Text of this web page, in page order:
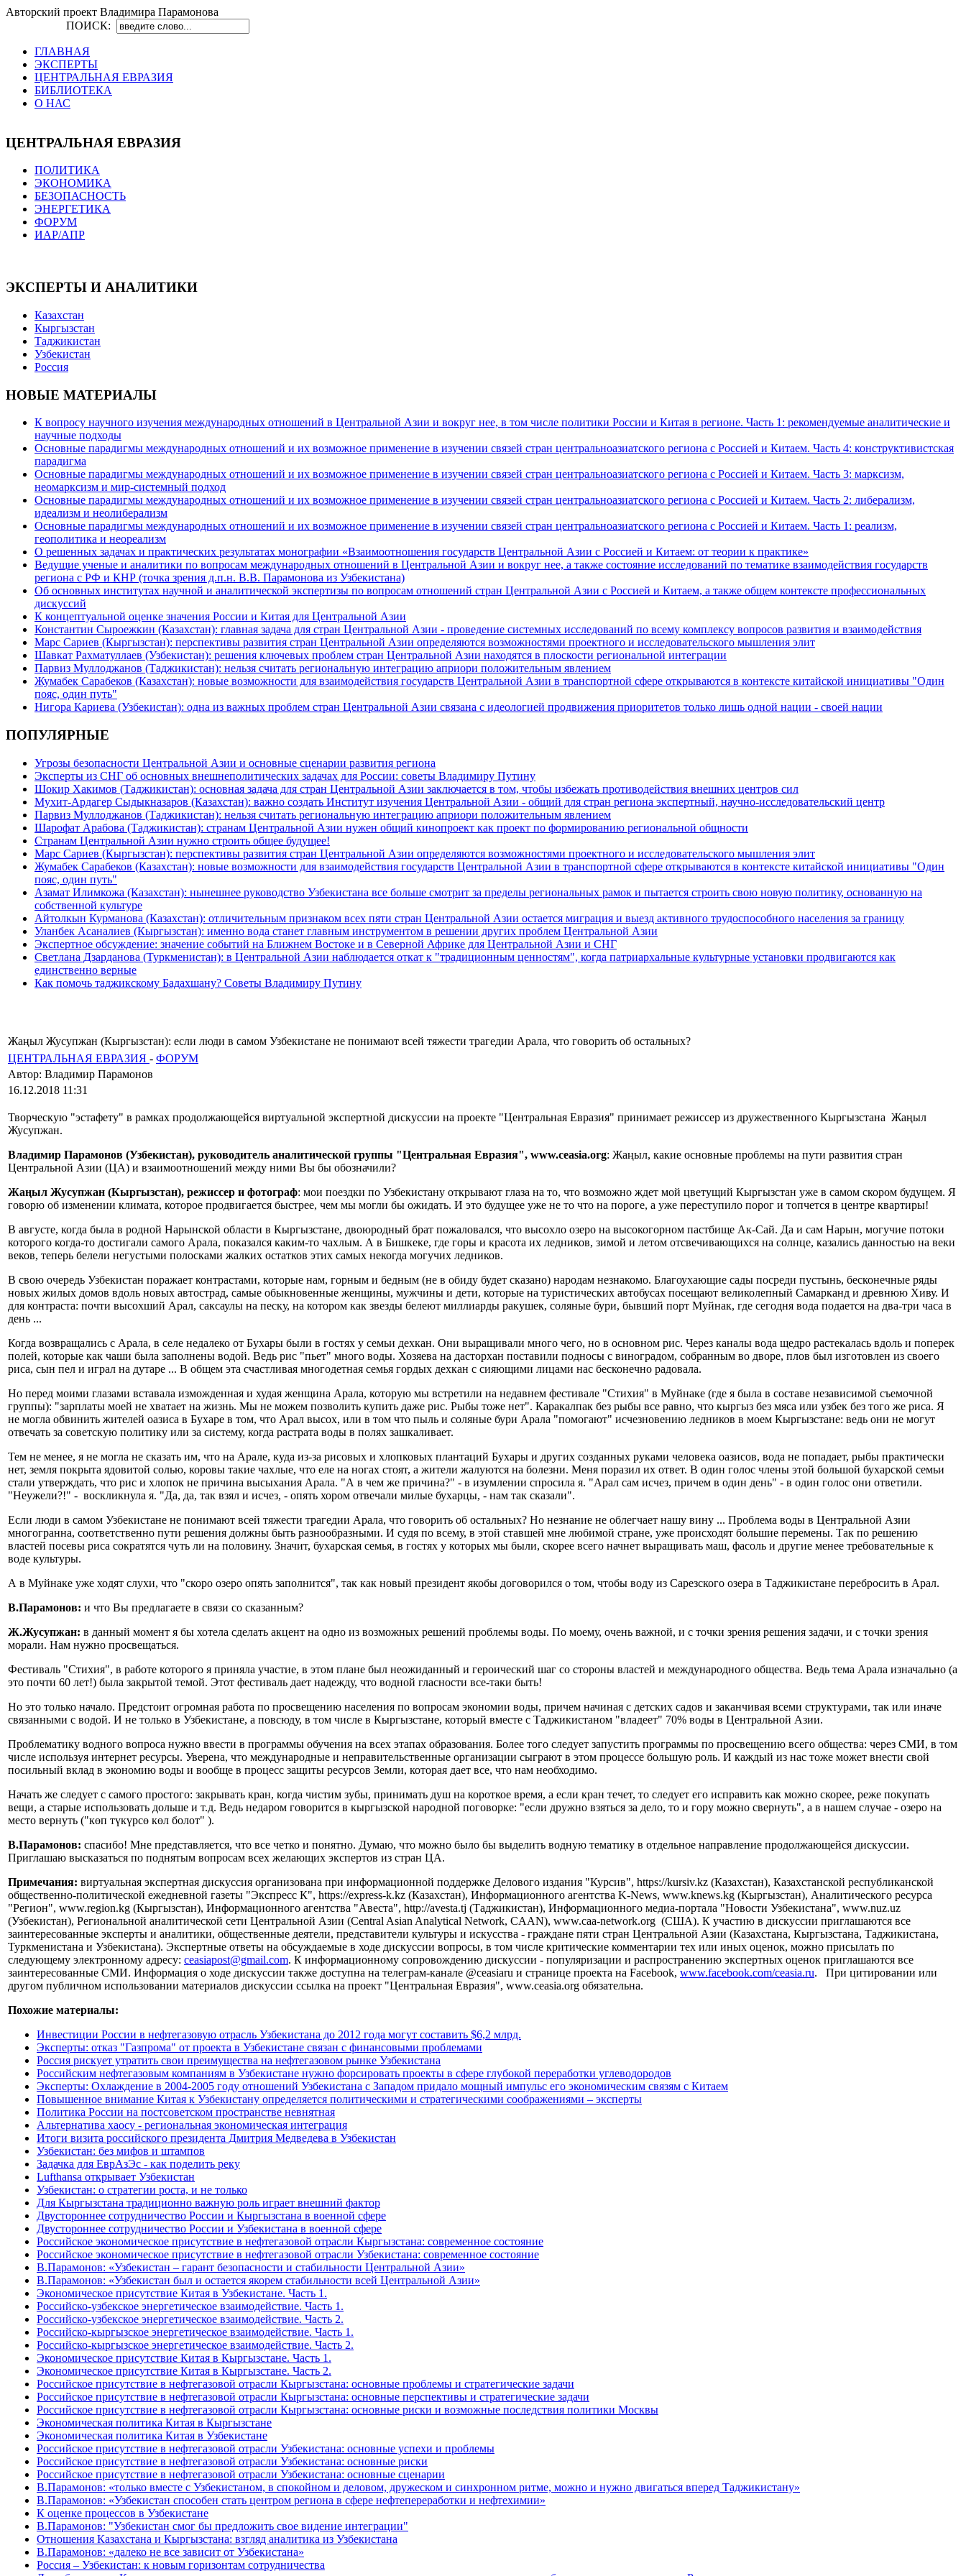
Авторский проект Владимира Парамонова
ПОИСК:
ГЛАВНАЯ
ЭКСПЕРТЫ
ЦЕНТРАЛЬНАЯ ЕВРАЗИЯ
БИБЛИОТЕКА
О НАС
ЦЕНТРАЛЬНАЯ ЕВРАЗИЯ
ПОЛИТИКА
ЭКОНОМИКА
БЕЗОПАСНОСТЬ
ЭНЕРГЕТИКА
ФОРУМ
ИАР/АПР
ЭКСПЕРТЫ И АНАЛИТИКИ
Казахстан
Кыргызстан
Таджикистан
Узбекистан
Россия
НОВЫЕ МАТЕРИАЛЫ
К вопросу научного изучения международных отношений в Центральной Азии и вокруг нее, в том числе политики России и Китая в регионе. Часть 1: рекомендуемые аналитические и
научные подходы
Основные парадигмы международных отношений и их возможное применение в изучении связей стран центральноазиатского региона с Россией и Китаем. Часть 4: конструктивистская
парадигма
Основные парадигмы международных отношений и их возможное применение в изучении связей стран центральноазиатского региона с Россией и Китаем. Часть 3: марксизм,
неомарксизм и мир-системный подход
Основные парадигмы международных отношений и их возможное применение в изучении связей стран центральноазиатского региона с Россией и Китаем. Часть 2: либерализм,
идеализм и неолиберализм
Основные парадигмы международных отношений и их возможное применение в изучении связей стран центральноазиатского региона с Россией и Китаем. Часть 1: реализм,
геополитика и неореализм
О решенных задачах и практических результатах монографии «Взаимоотношения государств Центральной Азии с Россией и Китаем: от теории к практике»
Ведущие ученые и аналитики по вопросам международных отношений в Центральной Азии и вокруг нее, а также состояние исследований по тематике взаимодействия государств
региона с РФ и КНР (точка зрения д.п.н. В.В. Парамонова из Узбекистана)
Об основных институтах научной и аналитической экспертизы по вопросам отношений стран Центральной Азии с Россией и Китаем, а также общем контексте профессиональных
дискуссий
К концептуальной оценке значения России и Китая для Центральной Азии
Константин Сыроежкин (Казахстан): главная задача для стран Центральной Азии - проведение системных исследований по всему комплексу вопросов развития и взаимодействия
Марс Сариев (Кыргызстан): перспективы развития стран Центральной Азии определяются возможностями проектного и исследовательского мышления элит
Шавкат Рахматуллаев (Узбекистан): решения ключевых проблем стран Центральной Азии находятся в плоскости региональной интеграции
Парвиз Муллоджанов (Таджикистан): нельзя считать региональную интеграцию априори положительным явлением
Жумабек Сарабеков (Казахстан): новые возможности для взаимодействия государств Центральной Азии в транспортной сфере открываются в контексте китайской инициативы "Один
пояс, один путь"
Нигора Кариева (Узбекистан): одна из важных проблем стран Центральной Азии связана с идеологией продвижения приоритетов только лишь одной нации - своей нации
ПОПУЛЯРНЫЕ
Угрозы безопасности Центральной Азии и основные сценарии развития региона
Эксперты из СНГ об основных внешнеполитических задачах для России: советы Владимиру Путину
Шокир Хакимов (Таджикистан): основная задача для стран Центральной Азии заключается в том, чтобы избежать противодействия внешних центров сил
Мухит-Ардагер Сыдыкназаров (Казахстан): важно создать Институт изучения Центральной Азии - общий для стран региона экспертный, научно-исследовательский центр
Парвиз Муллоджанов (Таджикистан): нельзя считать региональную интеграцию априори положительным явлением
Шарофат Арабова (Таджикистан): странам Центральной Азии нужен общий кинопроект как проект по формированию региональной общности
Странам Центральной Азии нужно строить общее будущее!
Марс Сариев (Кыргызстан): перспективы развития стран Центральной Азии определяются возможностями проектного и исследовательского мышления элит
Жумабек Сарабеков (Казахстан): новые возможности для взаимодействия государств Центральной Азии в транспортной сфере открываются в контексте китайской инициативы "Один
пояс, один путь"
Азамат Илимкожа (Казахстан): нынешнее руководство Узбекистана все больше смотрит за пределы региональных рамок и пытается строить свою новую политику, основанную на
собственной культуре
Айтолкын Курманова (Казахстан): отличительным признаком всех пяти стран Центральной Азии остается миграция и выезд активного трудоспособного населения за границу
Уланбек Асаналиев (Кыргызстан): именно вода станет главным инструментом в решении других проблем Центральной Азии
Экспертное обсуждение: значение событий на Ближнем Востоке и в Северной Африке для Центральной Азии и СНГ
Светлана Дзарданова (Туркменистан): в Центральной Азии наблюдается откат к "традиционным ценностям", когда патриархальные культурные установки продвигаются как
единственно верные
Как помочь таджикскому Бадахшану? Советы Владимиру Путину
Жаңыл Жусупжан (Кыргызстан): если люди в самом Узбекистане не понимают всей тяжести трагедии Арала, что говорить об остальных?
ЦЕНТРАЛЬНАЯ ЕВРАЗИЯ - ФОРУМ
Автор: Владимир Парамонов
16.12.2018 11:31
Творческую "эстафету" в рамках продолжающейся виртуальной экспертной дискуссии на проекте "Центральная Евразия" принимает режиссер из дружественного Кыргызстана Жаңыл
Жусупжан.
Владимир Парамонов (Узбекистан), руководитель аналитической группы "Центральная Евразия", www.ceasia.org: Жаңыл, какие основные проблемы на пути развития стран
Центральной Азии (ЦА) и взаимоотношений между ними Вы бы обозначили?
Жаңыл Жусупжан (Кыргызстан), режиссер и фотограф: мои поездки по Узбекистану открывают глаза на то, что возможно ждет мой цветущий Кыргызстан уже в самом скором будущем. Я
говорю об изменении климата, которое продвигается быстрее, чем мы могли бы ожидать. И это будущее уже не то что на пороге, а уже переступило порог и топчется в центре квартиры!
В августе, когда была в родной Нарынской области в Кыргызстане, двоюродный брат пожаловался, что высохло озеро на высокогорном пастбище Ак-Сай. Да и сам Нарын, могучие потоки
которого когда-то достигали самого Арала, показался каким-то чахлым. А в Бишкеке, где горы и красота их ледников, зимой и летом отсвечивающихся на солнце, казались данностью на веки
веков, теперь белели негустыми полосками жалких остатков этих самых некогда могучих ледников.
В свою очередь Узбекистан поражает контрастами, которые нам, горным и бедным (не в обиду будет сказано) народам незнакомо. Благоухающие сады посреди пустынь, бесконечные ряды
новых жилых домов вдоль новых автострад, самые обыкновенные женщины, мужчины и дети, которые на туристических автобусах посещают великолепный Самарканд и древнюю Хиву. И
для контраста: почти высохший Арал, саксаулы на песку, на котором как звезды белеют миллиарды ракушек, соляные бури, бывший порт Муйнак, где сегодня вода подается на два-три часа в
день ...
Когда возвращались с Арала, в селе недалеко от Бухары были в гостях у семьи дехкан. Они выращивали много чего, но в основном рис. Через каналы вода щедро растекалась вдоль и поперек
полей, которые как чаши была заполнены водой. Ведь рис "пьет" много воды. Хозяева на дасторхан поставили подносы с виноградом, собранным во дворе, плов был изготовлен из своего
риса, сын пел и играл на дутаре ... В общем эта счастливая многодетная семья гордых дехкан с сияющими лицами нас бесконечно радовала.
Но перед моими глазами вставала изможденная и худая женщина Арала, которую мы встретили на недавнем фестивале "Стихия" в Муйнаке (где я была в составе независимой съемочной
группы): "зарплаты моей не хватает на жизнь. Мы не можем позволить купить даже рис. Рыбы тоже нет". Каракалпак без рыбы все равно, что кыргыз без мяса или узбек без того же риса. Я
не могла обвинить жителей оазиса в Бухаре в том, что Арал высох, или в том что пыль и соляные бури Арала "помогают" исчезновению ледников в моем Кыргызстане: ведь они не могут
отвечать за советскую политику или за систему, когда растрата воды в полях зашкаливает.
Тем не менее, я не могла не сказать им, что на Арале, куда из-за рисовых и хлопковых плантаций Бухары и других созданных руками человека оазисов, вода не попадает, рыбы практически
нет, земля покрыта ядовитой солью, коровы такие чахлые, что еле на ногах стоят, а жители жалуются на болезни. Меня поразил их ответ. В один голос члены этой большой бухарской семьи
стали утверждать, что рис и хлопок не причина высыхания Арала. "А в чем же причина?" - в изумлении спросила я. "Арал сам исчез, причем в один день" - в один голос они ответили.
"Неужели?!" - воскликнула я. "Да, да, так взял и исчез, - опять хором отвечали милые бухарцы, - нам так сказали".
Если люди в самом Узбекистане не понимают всей тяжести трагедии Арала, что говорить об остальных? Но незнание не облегчает нашу вину ... Проблема воды в Центральной Азии
многогранна, соответственно пути решения должны быть разнообразными. И судя по всему, в этой ставшей мне любимой стране, уже происходят большие перемены. Так по решению
властей посевы риса сократятся чуть ли на половину. Значит, бухарская семья, в гостях у которых мы были, скорее всего начнет выращивать маш, фасоль и другие менее требовательные к
воде культуры.
А в Муйнаке уже ходят слухи, что "скоро озеро опять заполнится", так как новый президент якобы договорился о том, чтобы воду из Сарезского озера в Таджикистане перебросить в Арал.
В.Парамонов: и что Вы предлагаете в связи со сказанным?
Ж.Жусупжан: в данный момент я бы хотела сделать акцент на одно из возможных решений проблемы воды. По моему, очень важной, и с точки зрения решения задачи, и с точки зрения
морали. Нам нужно просвещаться.
Фестиваль "Стихия", в работе которого я приняла участие, в этом плане был неожиданный и героический шаг со стороны властей и международного общества. Ведь тема Арала изначально (а
это почти 60 лет!) была закрытой темой. Этот фестиваль дает надежду, что водной гласности все-таки быть!
Но это только начало. Предстоит огромная работа по просвещению населения по вопросам экономии воды, причем начиная с детских садов и заканчивая всеми структурами, так или иначе
связанными с водой. И не только в Узбекистане, а повсюду, в том числе в Кыргызстане, который вместе с Таджикистаном "владеет" 70% воды в Центральной Азии.
Проблематику водного вопроса нужно ввести в программы обучения на всех этапах образования. Более того следует запустить программы по просвещению всего общества: через СМИ, в том
числе используя интернет ресурсы. Уверена, что международные и неправительственные организации сыграют в этом процессе большую роль. И каждый из нас тоже может внести свой
посильный вклад в экономию воды и вообще в процесс защиты ресурсов Земли, которая дает все, что нам необходимо.
Начать же следует с самого простого: закрывать кран, когда чистим зубы, принимать душ на короткое время, а если кран течет, то следует его исправить как можно скорее, реже покупать
вещи, а старые использовать дольше и т.д. Ведь недаром говорится в кыргызской народной поговорке: "если дружно взяться за дело, то и гору можно свернуть", а в нашем случае - озеро на
место вернуть ("көп түкүрсө көл болот" ).
В.Парамонов: спасибо! Мне представляется, что все четко и понятно. Думаю, что можно было бы выделить водную тематику в отдельное направление продолжающейся дискуссии.
Приглашаю высказаться по поднятым вопросам всех желающих экспертов из стран ЦА.
Примечания: виртуальная экспертная дискуссия организована при информационной поддержке Делового издания "Курсив", https://kursiv.kz (Казахстан), Казахстанской республиканской
общественно-политической ежедневной газеты "Экспресс К", https://express-k.kz (Казахстан), Информационного агентства K-News, www.knews.kg (Кыргызстан), Аналитического ресурса
"Регион", www.region.kg (Кыргызстан), Информационного агентства "Авеста", http://avesta.tj (Таджикистан), Информационного медиа-портала "Новости Узбекистана", www.nuz.uz
(Узбекистан), Региональной аналитической сети Центральной Азии (Central Asian Analytical Network, CAAN), www.caa-network.org (США). К участию в дискуссии приглашаются все
заинтересованные эксперты и аналитики, общественные деятели, представители культуры и искусства - граждане пяти стран Центральной Азии (Казахстана, Кыргызстана, Таджикистана,
Туркменистана и Узбекистана). Экспертные ответы на обсуждаемые в ходе дискуссии вопросы, в том числе критические комментарии тех или иных оценок, можно присылать по
следующему электронному адресу: ceasiapost@gmail.com. К информационному сопровождению дискуссии - популяризации и распространению экспертных оценок приглашаются все
заинтересованные СМИ. Информация о ходе дискуссии также доступна на телеграм-канале @ceasiaru и странице проекта на Facebook, www.facebook.com/ceasia.ru. При цитировании или
другом публичном использовании материалов дискуссии ссылка на проект "Центральная Евразия", www.ceasia.org обязательна.
Похожие материалы:
Инвестиции России в нефтегазовую отрасль Узбекистана до 2012 года могут составить $6,2 млрд.
Эксперты: отказ "Газпрома" от проекта в Узбекистане связан с финансовыми проблемами
Россия рискует утратить свои преимущества на нефтегазовом рынке Узбекистана
Российским нефтегазовым компаниям в Узбекистане нужно форсировать проекты в сфере глубокой переработки углеводородов
Эксперты: Охлаждение в 2004-2005 году отношений Узбекистана с Западом придало мощный импульс его экономическим связям с Китаем
Повышенное внимание Китая к Узбекистану определяется политическими и стратегическими соображениями – эксперты
Политика России на постсоветском пространстве невнятная
Альтернатива хаосу - региональная экономическая интеграция
Итоги визита российского президента Дмитрия Медведева в Узбекистан
Узбекистан: без мифов и штампов
Задачка для ЕврАзЭс - как поделить реку
Lufthansa открывает Узбекистан
Узбекистан: о стратегии роста, и не только
Для Кыргызстана традиционно важную роль играет внешний фактор
Двустороннее сотрудничество России и Кыргызстана в военной сфере
Двустороннее сотрудничество России и Узбекистана в военной сфере
Российское экономическое присутствие в нефтегазовой отрасли Кыргызстана: современное состояние
Российское экономическое присутствие в нефтегазовой отрасли Узбекистана: современное состояние
В.Парамонов: «Узбекистан – гарант безопасности и стабильности Центральной Азии»
В.Парамонов: «Узбекистан был и остается якорем стабильности всей Центральной Азии»
Экономическое присутствие Китая в Узбекистане. Часть 1.
Российско-узбекское энергетическое взаимодействие. Часть 1.
Российско-узбекское энергетическое взаимодействие. Часть 2.
Российско-кыргызское энергетическое взаимодействие. Часть 1.
Российско-кыргызское энергетическое взаимодействие. Часть 2.
Экономическое присутствие Китая в Кыргызстане. Часть 1.
Экономическое присутствие Китая в Кыргызстане. Часть 2.
Российское присутствие в нефтегазовой отрасли Кыргызстана: основные проблемы и стратегические задачи
Российское присутствие в нефтегазовой отрасли Кыргызстана: основные перспективы и стратегические задачи
Российское присутствие в нефтегазовой отрасли Кыргызстана: основные риски и возможные последствия политики Москвы
Экономическая политика Китая в Кыргызстане
Экономическая политика Китая в Узбекистане
Российское присутствие в нефтегазовой отрасли Узбекистана: основные успехи и проблемы
Российское присутствие в нефтегазовой отрасли Узбекистана: основные риски
Российское присутствие в нефтегазовой отрасли Узбекистана: основные сценарии
В.Парамонов: «только вместе с Узбекистаном, в спокойном и деловом, дружеском и синхронном ритме, можно и нужно двигаться вперед Таджикистану»
В.Парамонов: «Узбекистан способен стать центром региона в сфере нефтепереработки и нефтехимии»
К оценке процессов в Узбекистане
В.Парамонов: "Узбекистан смог бы предложить свое видение интеграции"
Отношения Казахстана и Кыргызстана: взгляд аналитика из Узбекистана
В.Парамонов: «далеко не все зависит от Узбекистана»
Россия – Узбекистан: к новым горизонтам сотрудничества